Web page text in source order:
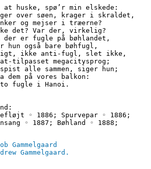
at huske, spø’r min elskede:
måger over søen, krager i skraldet,
finker og mejser i træerne?
huske det? Var der, virkelig?
der er fugle på bøhlandet,
mener hun også bare bøhfugl,
uvenligt, ikke anti-fugl, slet ikke,
habitat-tilpasset megacitysprog;
nok spist alle sammen, siger hun;
fra dem på vores balkon:
to fugle i Hanoi.
◦ 1886; Spurvepar ◦ 1886;
◦ 1887; Bøhland ◦ 1888;
Gammelgaard
Gammelgaard.